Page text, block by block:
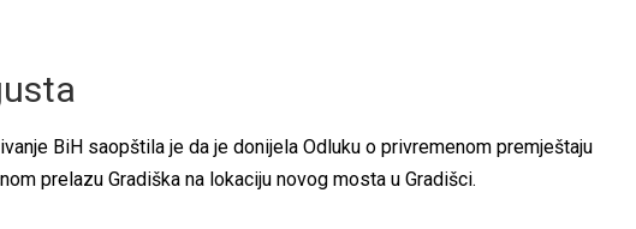
BiH saopštila je da je donijela Odluku o privremenom premještaju
prelazu Gradiška na lokaciju novog mosta u Gradišci.